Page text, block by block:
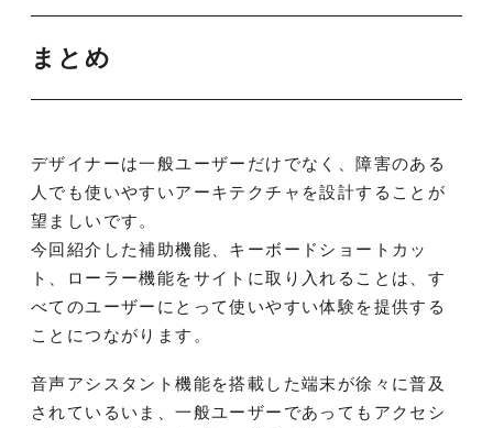
まとめ
デザイナーは一般ユーザーだけでなく、障害のある
人でも使いやすいアーキテクチャを設計することが
望ましいです。
今回紹介した補助機能、キーボードショートカッ
ト、ローラー機能をサイトに取り入れることは、す
べてのユーザーにとって使いやすい体験を提供する
ことにつながります。
音声アシスタント機能を搭載した端末が徐々に普及
されているいま、一般ユーザーであってもアクセシ